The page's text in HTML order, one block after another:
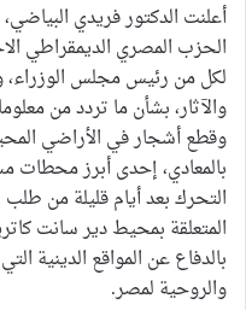
أعلنت الدكتور فريدي
الحزب المصري الديمقراطي
لكل من رئيس مجلس الوزراء،
والآثار، بشأن ما تردد من
وقطع أشجار في الأراضي
بالمعادي، إحدى أبرز محطات
التحرك بعد أيام قليلة من
المتعلقة بمحيط دير سانت
بالدفاع عن المواقع الدينية
والروحية لمصر.